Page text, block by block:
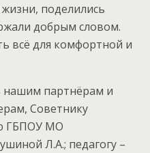
поделились
добрым словом.
всё для комфортной и
нашим партнёрам и
Советнику
ГБПОУ МО
Л.А.; педагогу –